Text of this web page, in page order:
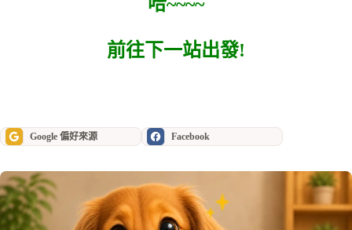
哈~~~~
前往下一站出發!
Google 偏好來源 Facebook